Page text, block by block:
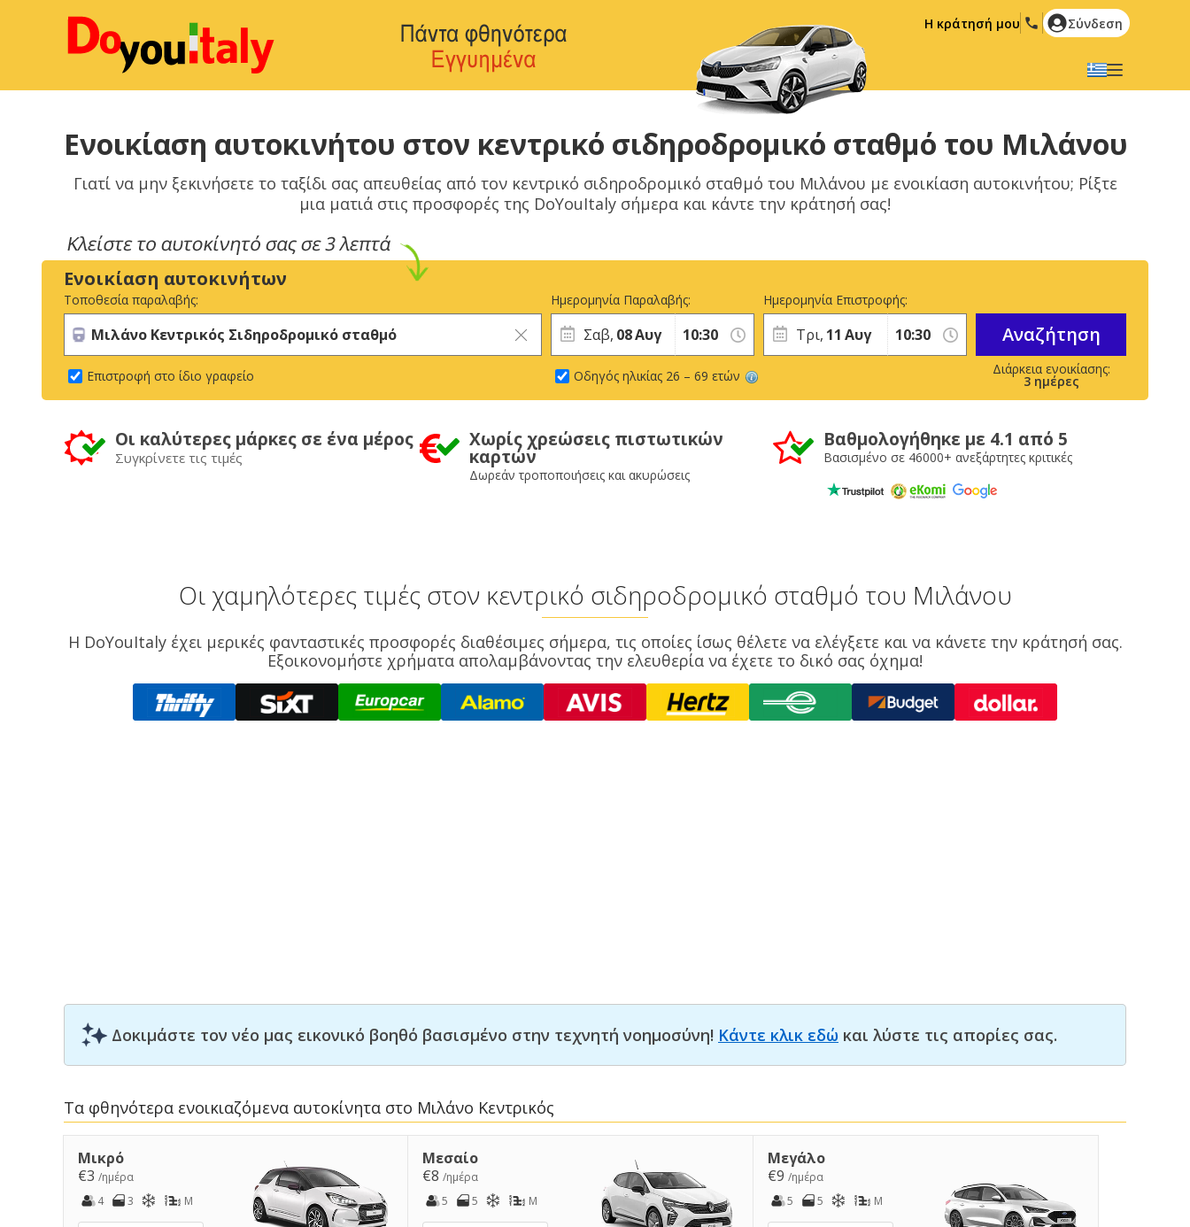
Η κράτησή μου Σύνδεση
English
Español
Deutsch
Italiano
Nederlands
Русский
Hrvatski
العربية
Ενοικίαση αυτοκινήτου στον κεντρικό σιδηροδρομικό σταθμό του Μιλάνου
Γιατί να μην ξεκινήσετε το ταξίδι σας απευθείας από τον κεντρικό σιδηροδρομικό σταθμό του Μιλάνου με ενοικίαση αυτοκινήτου; Ρίξτε
μια ματιά στις προσφορές της DoYouItaly σήμερα και κάντε την κράτησή σας!
Ενοικίαση αυτοκινήτων
Τοποθεσία παραλαβής:
Επιστροφή στο ίδιο γραφείο
Ημερομηνία Παραλαβής:
Σαβ, 08Αυγ
3 ημέρες
Ημερομηνία Επιστροφής:
Τρι, 11 Αυγ
Οδηγός ηλικίας 26 – 69 ετών
Αναζήτηση
Οι καλύτερες μάρκες σε ένα μέρος
Συγκρίνετε τις τιμές
Χωρίς χρεώσεις πιστωτικών
καρτών
Δωρεάν τροποποιήσεις και ακυρώσεις
Βαθμολογήθηκε με 4.1 από 5
Βασισμένο σε 46000+ ανεξάρτητες κριτικές
Οι χαμηλότερες τιμές στον κεντρικό σιδηροδρομικό σταθμό του Μιλάνου
Η DoYouItaly έχει μερικές φανταστικές προσφορές διαθέσιμες σήμερα, τις οποίες ίσως θέλετε να ελέγξετε και να κάνετε την κράτησή σας.
Εξοικονομήστε χρήματα απολαμβάνοντας την ελευθερία να έχετε το δικό σας όχημα!
Δοκιμάστε τον νέο μας εικονικό βοηθό βασισμένο στην τεχνητή νοημοσύνη! Κάντε κλικ εδώ και λύστε τις απορίες σας.
Τα φθηνότερα ενοικιαζόμενα αυτοκίνητα στο Μιλάνο Κεντρικός
Μικρό
€3 /ημέρα
4
3 M
Μεσαίο
€8/ημέρα
5
5 M
Μεγάλο
€9 /ημέρα
5
5 M